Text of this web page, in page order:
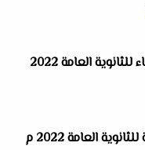
أقوى 100 سؤال بالاجابات فى الفيزياء للثانوية العامة 2022
إمتحان فيزياء شامل + نموذج الاجابة للثانوية العامة 2022 م